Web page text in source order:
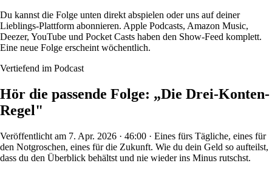
Du kannst die Folge unten direkt abspielen oder uns auf deiner
Lieblings-Plattform abonnieren. Apple Podcasts, Amazon Music,
Deezer, YouTube und Pocket Casts haben den Show-Feed komplett.
Eine neue Folge erscheint wöchentlich.
Vertiefend im Podcast
Hör die passende Folge: „Die Drei-Konten-
Regel"
Veröffentlicht am 7. Apr. 2026 · 46:00 · Eines fürs Tägliche, eines für
den Notgroschen, eines für die Zukunft. Wie du dein Geld so aufteilst,
dass du den Überblick behältst und nie wieder ins Minus rutschst.